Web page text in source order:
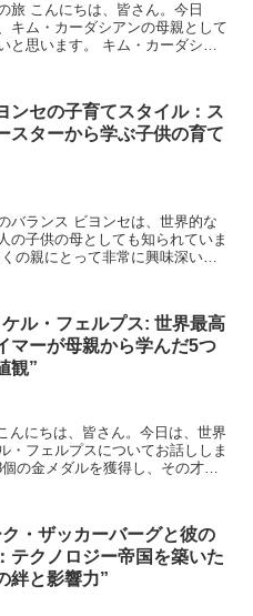
旅 こんにちは、皆さん。今日
キム・カーダシアンの母親として
と思います。 キム・カーダシア
ンセの子育てスタイル：ス
スターから学ぶ子供の育て
バランス ビヨンセは、世界的な
の子供の母としても知られていま
の親にとって非常に興味深いも
ケル・フェルプス: 世界最高
マーが母親から学んだ5つ
観”
んにちは、皆さん。今日は、世界
・フェルプスについてお話ししま
の金メダルを獲得し、その才能
ク・ザッカーバーグと彼の
テクノロジー帝国を築いた
絆と影響力”